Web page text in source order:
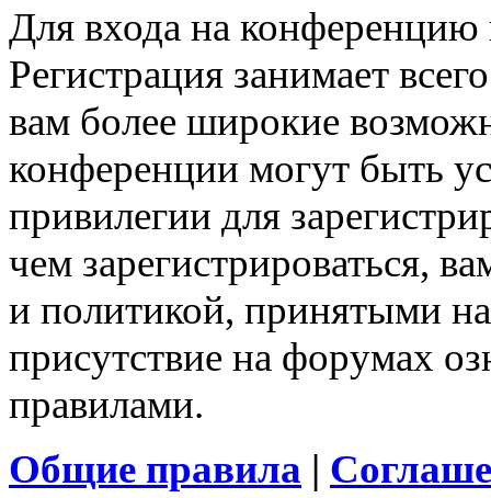
Для входа на
Регистрация занимает
вам более широкие
конференции могут быть
привилегии для
чем зарегистрироваться,
и политикой, принятыми
присутствие на форумах
правилами.
Общие правила |